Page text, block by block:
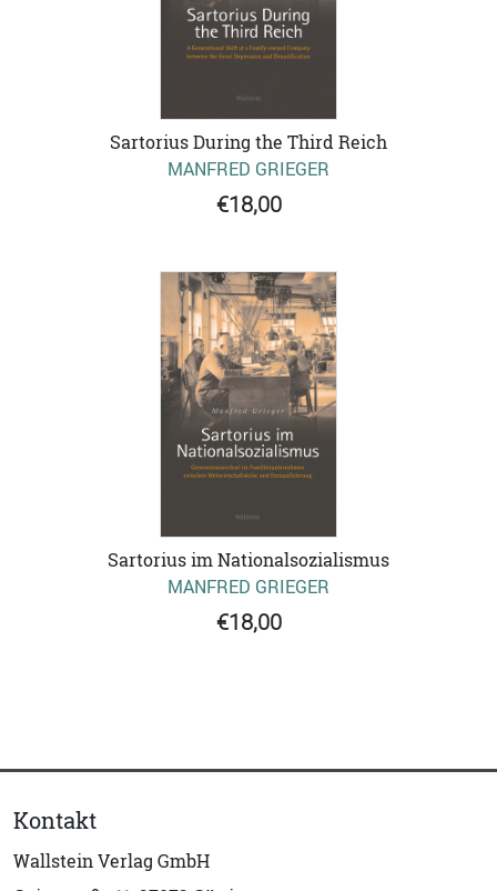
Sartorius During the Third Reich
MANFRED GRIEGER
€18,00
Sartorius im Nationalsozialismus
MANFRED GRIEGER
€18,00
Kontakt
Wallstein Verlag GmbH